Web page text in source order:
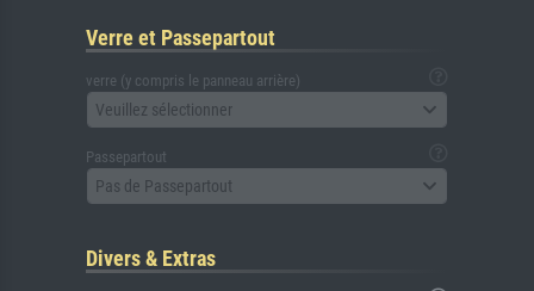
Verre et Passepartout
verre (y compris le panneau arrière)
Veuillez sélectionner
Passepartout
Pas de Passepartout
Divers & Extras